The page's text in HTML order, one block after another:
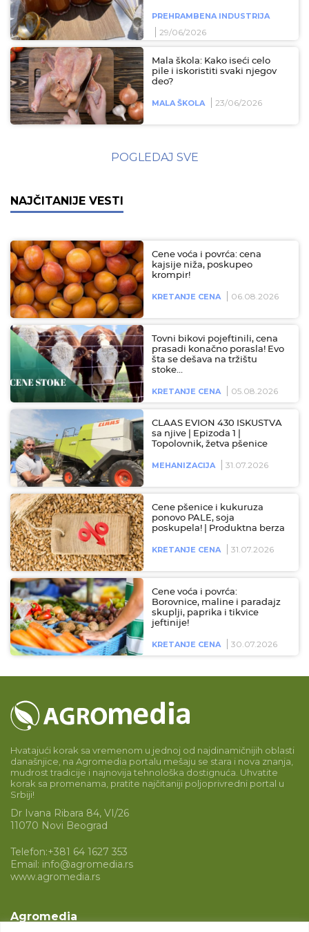
PREHRAMBENA INDUSTRIJA
29/06/2026
Mala škola: Kako iseći celo
pile i iskoristiti svaki njegov
deo?
MALA ŠKOLA 23/06/2026
POGLEDAJ SVE
NAJČITANIJE VESTI
Cene voća i povrća: cena
kajsije niža, poskupeo
krompir!
KRETANJE CENA 06.08.2026
Tovni bikovi pojeftinili, cena
prasadi konačno porasla! Evo
šta se dešava na tržištu
stoke…
KRETANJE CENA 05.08.2026
CLAAS EVION 430 ISKUSTVA
sa njive | Epizoda 1 |
Topolovnik, žetva pšenice
MEHANIZACIJA 31.07.2026
Cene pšenice i kukuruza
ponovo PALE, soja
poskupela! | Produktna berza
KRETANJE CENA 31.07.2026
Cene voća i povrća:
Borovnice, maline i paradajz
skuplji, paprika i tikvice
jeftinije!
KRETANJE CENA 30.07.2026
Hvatajući korak sa vremenom u jednoj od najdinamičnijih oblasti
današnjice, na Agromedia portalu mešaju se stara i nova znanja,
mudrost tradicije i najnovija tehnološka dostignuća. Uhvatite
korak sa promenama, pratite najčitaniji poljoprivredni portal u
Srbiji!
Dr Ivana Ribara 84, VI/26
11070 Novi Beograd
Telefon:+381 64 1627 353
Email: info@agromedia.rs
www.agromedia.rs
Agromedia